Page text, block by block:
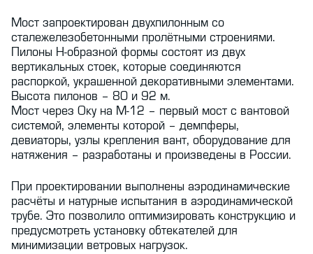
Мост запроектирован двухпилонным со
сталежелезобетонными пролётными строениями.
Пилоны Н-образной формы состоят из двух
вертикальных стоек, которые соединяются
распоркой, украшенной декоративными элементами.
Высота пилонов – 80 и 92 м.
Мост через Оку на М-12 – первый мост с вантовой
системой, элементы которой – демпферы,
девиаторы, узлы крепления вант, оборудование для
натяжения – разработаны и произведены в России.
При проектировании выполнены аэродинамические
расчёты и натурные испытания в аэродинамической
трубе. Это позволило оптимизировать конструкцию и
предусмотреть установку обтекателей для
минимизации ветровых нагрузок.